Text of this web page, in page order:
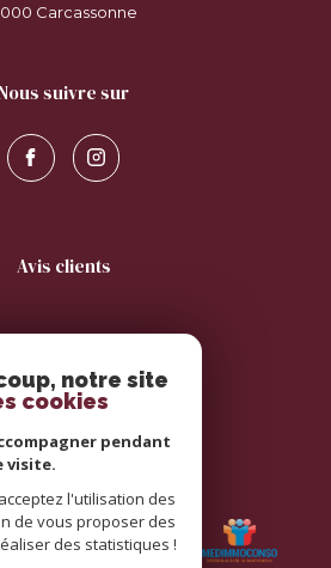
carcassonne
nous suivre sur
avis clients
adhérents
notre site
cookies
pendant
visite.
l'utilisation des
de vous proposer des
des statistiques !